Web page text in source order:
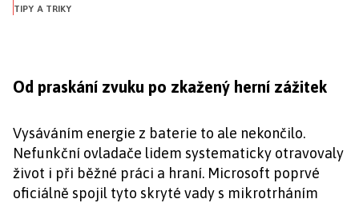
TIPY A TRIKY
Od praskání zvuku po zkažený herní zážitek
Vysáváním energie z baterie to ale nekončilo.
Nefunkční ovladače lidem systematicky otravovaly
život i při běžné práci a hraní. Microsoft poprvé
oficiálně spojil tyto skryté vady s mikrotrháním